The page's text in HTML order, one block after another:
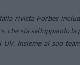
rivista Forbes
che sta sviluppando
Insieme al suo